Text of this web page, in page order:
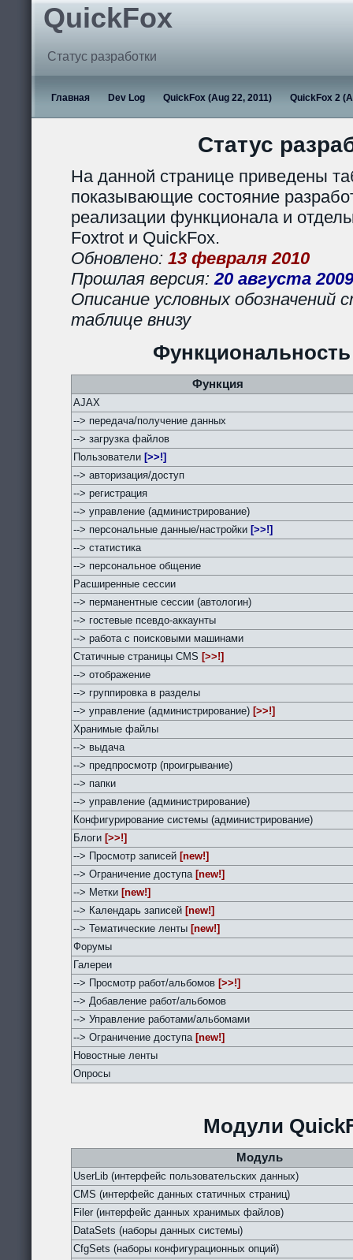
QuickFox
Статус разработки
Главная Dev Log QuickFox (Aug 22, 2011) QuickFox 2
Статус
На данной странице приведены
показывающие состояние
реализации функционала и
Foxtrot и QuickFox.
Обновлено: 13 февраля 2010
Прошлая версия:20 августа 2009
Описание условных обозначений
таблице внизу
Функция
AJAX
--> передача/получение данных
--> загрузка файлов
Пользователи [>>!]
--> авторизация/доступ
--> регистрация
--> управление (администрирование)
--> персональные данные/настройки [>>!]
--> статистика
--> персональное общение
Расширенные сессии
--> перманентные сессии (автологин)
--> гостевые псевдо-аккаунты
--> работа с поисковыми машинами
Статичные страницы CMS [>>!]
--> отображение
--> группировка в разделы
--> управление (администрирование) [>>!]
Хранимые файлы
--> выдача
--> предпросмотр (проигрывание)
--> папки
--> управление (администрирование)
Конфигурирование системы (администрирование)
Блоги [>>!]
--> Просмотр записей [new!]
--> Ограничение доступа [new!]
--> Метки [new!]
--> Календарь записей [new!]
--> Тематические ленты [new!]
Форумы
Галереи
--> Просмотр работ/альбомов [>>!]
--> Добавление работ/альбомов
--> Управление работами/альбомами
--> Ограничение доступа [new!]
Новостные ленты
Опросы
Модули
Модуль
UserLib (интерфейс пользовательских данных)
CMS (интерфейс данных статичных страниц)
Filer (интерфейс данных хранимых файлов)
DataSets (наборы данных системы)
CfgSets (наборы конфигурационных опций)